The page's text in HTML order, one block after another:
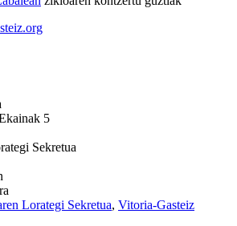
5
Sekretua
Lorategi Sekretua, Vitoria-Gasteiz